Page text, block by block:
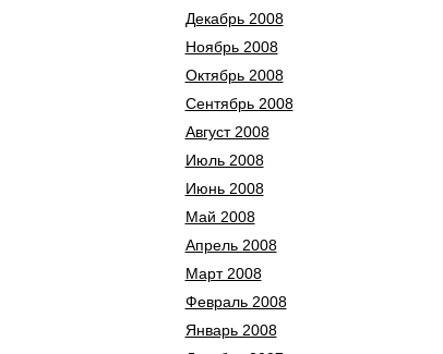
Декабрь 2008
Ноябрь 2008
Октябрь 2008
Сентябрь 2008
Август 2008
Июль 2008
Июнь 2008
Май 2008
Апрель 2008
Март 2008
Февраль 2008
Январь 2008